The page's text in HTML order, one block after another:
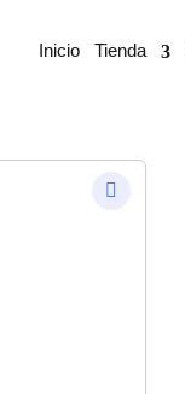
Inicio Tienda